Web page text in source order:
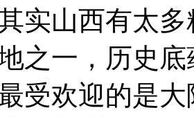
实山西有太
之一，历史
受欢迎的是